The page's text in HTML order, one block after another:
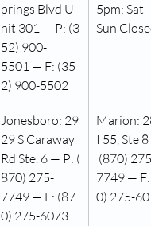
prings Blvd U
nit 301 — P: (3
52) 900-
5501 — F: (35
2) 900-5502
5pm; Sat-
Sun Closed
Jonesboro: 29
29 S Caraway
Rd Ste. 6 — P: (
870) 275-
7749 — F: (87
0) 275-6073
Marion:
I 55, Ste 8
(870) 275-
7749 — F:
0) 275-